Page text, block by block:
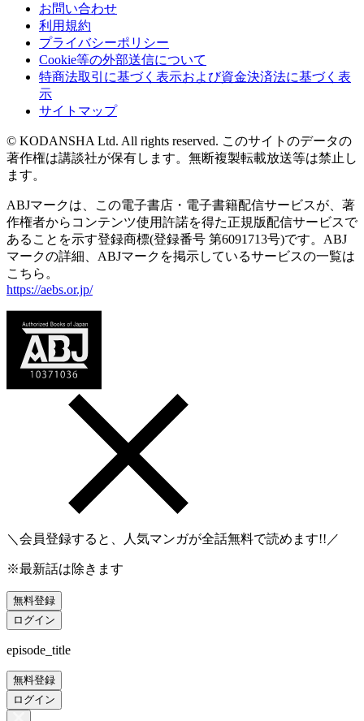
お問い合わせ
利用規約
プライバシーポリシー
Cookie等の外部送信について
特商法取引に基づく表示および資金決済法に基づく表
示
サイトマップ
© KODANSHA Ltd. All rights reserved. このサイトのデータの
著作権は講談社が保有します。無断複製転載放送等は禁止し
ます。
ABJマークは、この電子書店・電子書籍配信サービスが、著
作権者からコンテンツ使用許諾を得た正規版配信サービスで
あることを示す登録商標(登録番号 第6091713号)です。ABJ
マークの詳細、ABJマークを掲示しているサービスの一覧は
こちら。
https://aebs.or.jp/
＼会員登録すると、人気マンガが全話無料で読めます!!／
※最新話は除きます
無料登録
ログイン
episode_title
無料登録
ログイン